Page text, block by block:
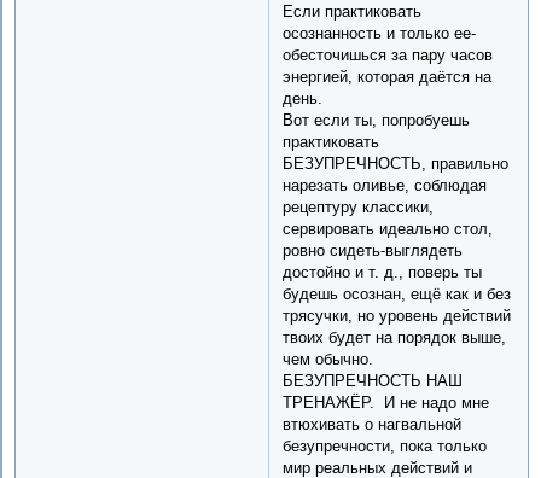
Если практиковать
осознанность и только ее-
обесточишься за пару часов
энергией, которая даётся на
день.
Вот если ты, попробуешь
практиковать
БЕЗУПРЕЧНОСТЬ, правильно
нарезать оливье, соблюдая
рецептуру классики,
сервировать идеально стол,
ровно сидеть-выглядеть
достойно и т. д., поверь ты
будешь осознан, ещё как и без
трясучки, но уровень действий
твоих будет на порядок выше,
чем обычно.
БЕЗУПРЕЧНОСТЬ НАШ
ТРЕНАЖЁР. И не надо мне
втюхивать о нагвальной
безупречности, пока только
мир реальных действий и